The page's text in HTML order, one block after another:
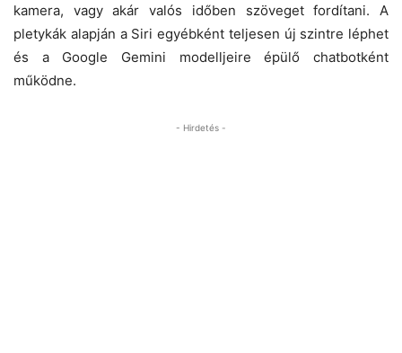
kamera, vagy akár valós időben szöveget fordítani. A
pletykák alapján a Siri egyébként teljesen új szintre léphet
és a Google Gemini modelljeire épülő chatbotként
működne.
- Hirdetés -